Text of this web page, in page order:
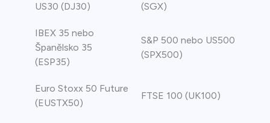
US30 (DJ30)
(SGX)
IBEX 35 nebo
Španělsko 35
(ESP35)
S&P 500 nebo US500
(SPX500)
Euro Stoxx 50 Future
(EUSTX50)
FTSE 100 (UK100)